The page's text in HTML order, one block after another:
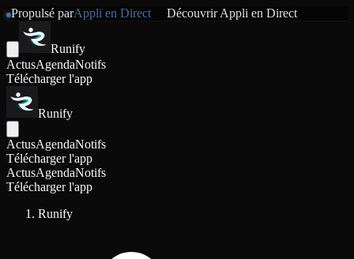
Propulsé parAppli en Direct DécouvrirAppli en Direct
Runify
ActusAgendaNotifs
Télécharger l'app
Runify
ActusAgendaNotifs
Télécharger l'app
ActusAgendaNotifs
Télécharger l'app
Runify